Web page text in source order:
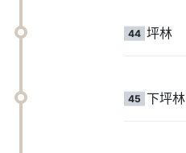
44 坪林
45 下坪林